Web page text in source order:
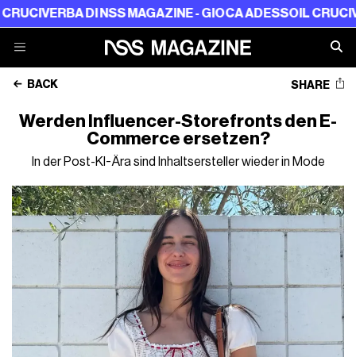
DI NSS MAGAZINE - GIOCA ADESSOIL CRUCIVERBA DI
BACK SHARE
Werden Influencer-Storefronts den E-
Commerce ersetzen?
In der Post-KI-Ära sind Inhaltsersteller wieder in Mode